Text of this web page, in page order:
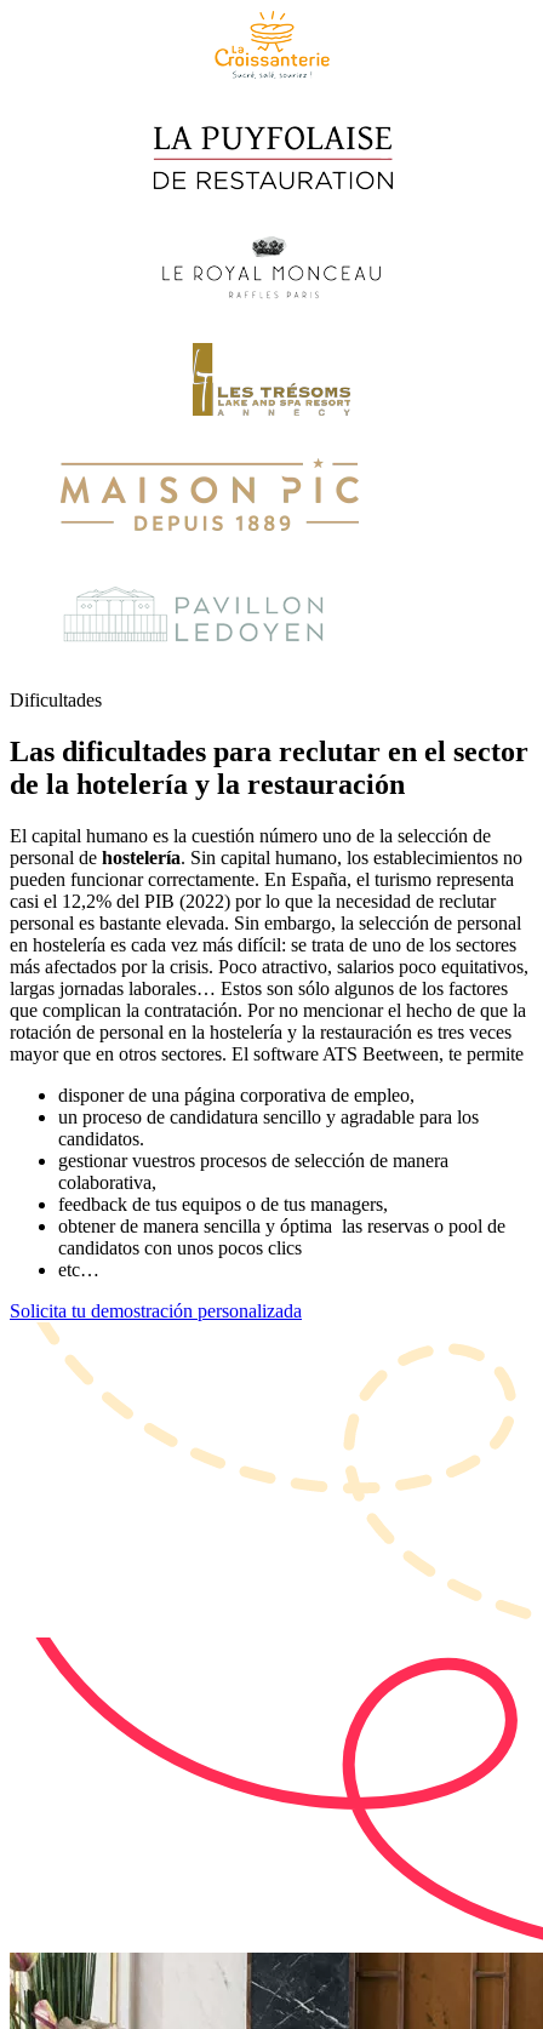
Dificultades
Las dificultades para reclutar en el sector
de la hotelería y la restauración
El capital humano es la cuestión número uno de la selección de
personal de hostelería. Sin capital humano, los establecimientos no
pueden funcionar correctamente. En España, el turismo representa
casi el 12,2% del PIB (2022) por lo que la necesidad de reclutar
personal es bastante elevada. Sin embargo, la selección de personal
en hostelería es cada vez más difícil: se trata de uno de los sectores
más afectados por la crisis. Poco atractivo, salarios poco equitativos,
largas jornadas laborales… Estos son sólo algunos de los factores
que complican la contratación. Por no mencionar el hecho de que la
rotación de personal en la hostelería y la restauración es tres veces
mayor que en otros sectores. El software ATS Beetween, te permite
disponer de una página corporativa de empleo,
un proceso de candidatura sencillo y agradable para los
candidatos.
gestionar vuestros procesos de selección de manera
colaborativa,
feedback de tus equipos o de tus managers,
obtener de manera sencilla y óptima las reservas o pool de
candidatos con unos pocos clics
etc…
Solicita tu demostración personalizada